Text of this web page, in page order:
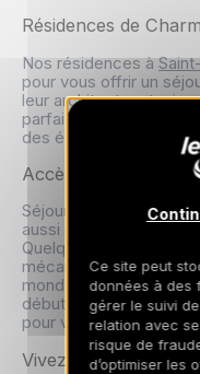
Résidences de
Nos résidences à
pour vous offrir un
leur architecture
parfaitement l'esprit
des équipements
Accès Direct aux
Séjourner en location à
aussi profiter d'un
Quelques minutes
mécaniques et
monde. Que vous
débutant,ces
pour votre aventure.
Vivez l'Art de Vivre
Ce site peut
données à des
gérer le suivi
relation avec
risque de
d’optimiser les